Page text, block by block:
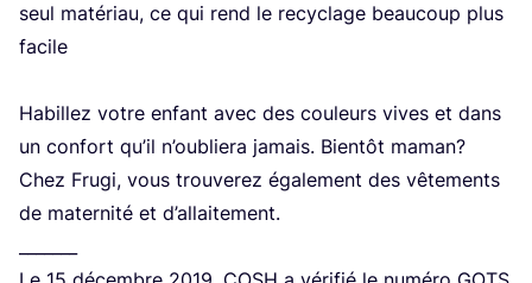
seul maté­riau, ce qui rend le recy­clage beau­coup plus
facile
Habillez votre enfant avec des cou­leurs vives et dans
un confort qu’il n’ou­blie­ra jamais. Bien­tôt maman?
Chez Fru­gi, vous trou­ve­rez éga­le­ment des vête­ments
de mater­ni­té et d’allaitement.